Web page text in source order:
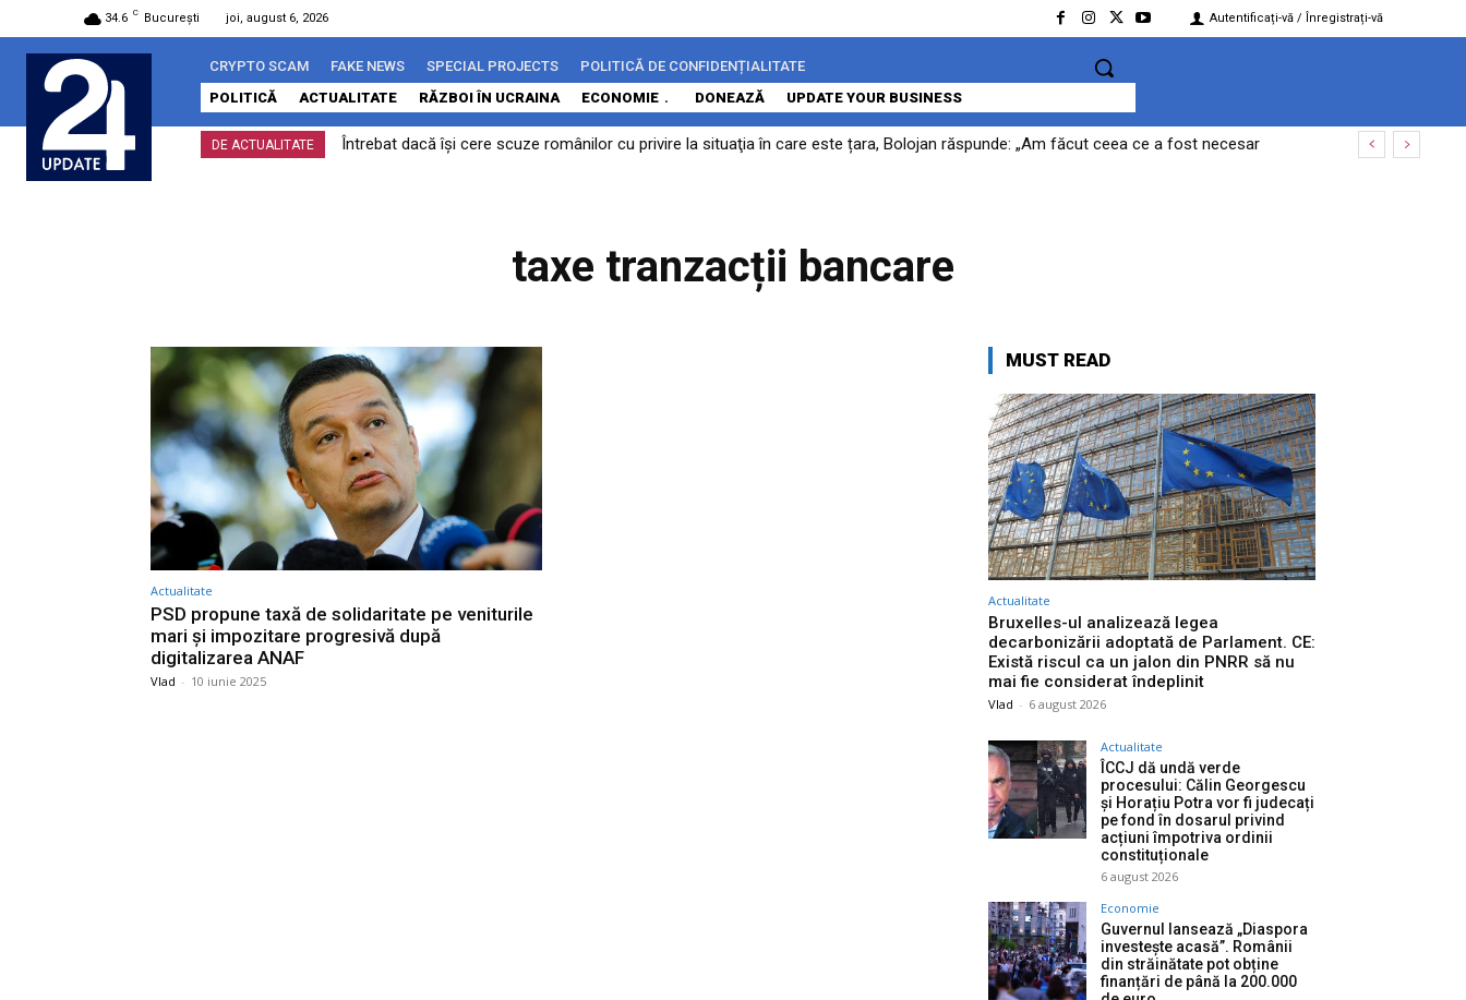
34.6 C București joi, august 6, 2026 Autentificați-vă / Înregistrați-vă
CRYPTO SCAM FAKE NEWS SPECIAL PROJECTS
POLITICĂ DE CONFIDENȚIALITATE
POLITICĂ
ACTUALITATE RĂZBOI ÎN UCRAINA ECONOMIE DONEAZĂ UPDATE YOUR BUSINESS
DE ACTUALITATE
Întrebat dacă își cere scuze românilor cu privire la situaţia în care este țara, Bolojan răspunde: „Am făcut ceea ce a fost necesar
taxe tranzacții bancare
Actualitate
PSD propune taxă de solidaritate pe veniturile
mari și impozitare progresivă după
digitalizarea ANAF
Vlad - 10 iunie 2025
MUST READ
Actualitate
Bruxelles-ul analizează legea
decarbonizării adoptată de Parlament. CE:
Există riscul ca un jalon din PNRR să nu
mai fie considerat îndeplinit
Vlad - 6 august 2026
Actualitate
ÎCCJ dă undă verde
procesului: Călin Georgescu
și Horațiu Potra vor fi judecați
pe fond în dosarul privind
acțiuni împotriva ordinii
constituționale
6 august 2026
Economie
Guvernul lansează „Diaspora
investește acasă”. Românii
din străinătate pot obține
finanțări de până la 200.000